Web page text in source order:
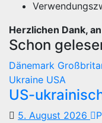
Herzlichen Dank,
Schon
Dänemark
Ukraine USA
US-
5. August 2026